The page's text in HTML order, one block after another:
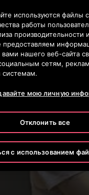
перейти к
Медицина
используются файлы
работы
производительности
вами нашего веб-сайта
сетям,
системам.
мою личную
Отклонить все
с использованием